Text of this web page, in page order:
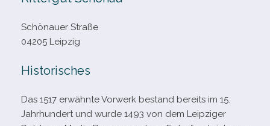
Schönauer Straße
04205 Leipzig
Historisches
Das 1517 erwähnte Vorwerk bestand bereits im 15.
Jahrhundert und wurde 1493 von dem Leipziger